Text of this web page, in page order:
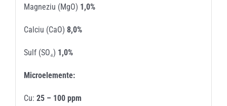
Magneziu (MgO) 1,0%
Calciu (CaO) 8,0%
Sulf (SO₄) 1,0%
Microelemente:
Cu: 25 – 100 ppm